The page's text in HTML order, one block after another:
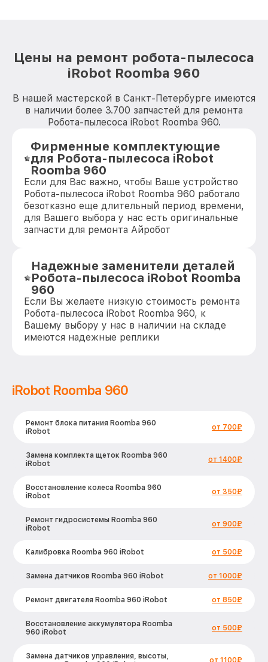
Цены на ремонт робота-пылесоса
iRobot Roomba 960
В нашей мастерской в Санкт-Петербурге имеются
в наличии более 3.700 запчастей для ремонта
Робота-пылесоса iRobot Roomba 960.
Фирменные комплектующие
для Робота-пылесоса iRobot
Roomba 960
Если для Вас важно, чтобы Ваше устройство
Робота-пылесоса iRobot Roomba 960 работало
безотказно еще длительный период времени,
для Вашего выбора у нас есть оригинальные
запчасти для ремонта Айробот
Надежные заменители деталей
Робота-пылесоса iRobot Roomba
960
Если Вы желаете низкую стоимость ремонта
Робота-пылесоса iRobot Roomba 960, к
Вашему выбору у нас в наличии на складе
имеются надежные реплики
iRobot Roomba 960
Ремонт блока питания Roomba 960
iRobot
от 700₽
Замена комплекта щеток Roomba 960
iRobot
от 1400₽
Восстановление колеса Roomba 960
iRobot
от 350₽
Ремонт гидросистемы Roomba 960
iRobot
от 900₽
Калибровка Roomba 960 iRobot от 500₽
Замена датчиков Roomba 960 iRobot от 1000₽
Ремонт двигателя Roomba 960 iRobot от 850₽
Восстановление аккумулятора Roomba
960 iRobot
от 500₽
Замена датчиков управления, высоты,
от 1100₽